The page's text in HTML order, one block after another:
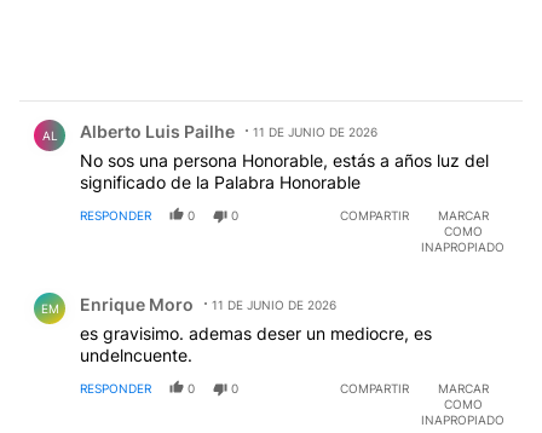
AL Alberto Luis Pailhe 11 DE JUNIO DE 2026
No sos una persona Honorable, estás a años luz del
significado de la Palabra Honorable
RESPONDER 0 0 COMPARTIR
MARCAR
COMO
INAPROPIADO
EM Enrique Moro 11 DE JUNIO DE 2026
es gravisimo. ademas deser un mediocre, es
undelncuente.
RESPONDER 0 0 COMPARTIR
MARCAR
COMO
INAPROPIADO